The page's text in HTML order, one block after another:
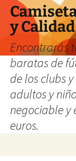
y
Encontrarás
baratas de
de los clubs
adultos y
negociable y
euros.